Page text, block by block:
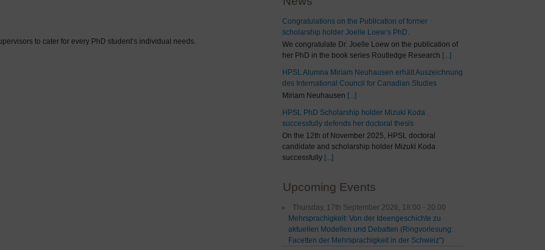
to cater for every PhD student’s individual needs.
Congratulations on the Publication of former
scholarship holder Joelle Loew’s PhD.
We congratulate Dr. Joelle Loew on the publication of
her PhD in the book series Routledge Research [...]
HPSL Alumna Miriam Neuhausen erhält Auszeichnung
des International Council for Canadian Studies
Miriam Neuhausen [...]
HPSL PhD Scholarship holder Mizuki Koda
successfully defends her doctoral thesis
On the 12th of November 2025, HPSL doctoral
candidate and scholarship holder Mizuki Koda
successfully [...]
Upcoming Events
Thursday, 17th September 2026, 18:00 - 20:00
Mehrsprachigkeit: Von der Ideengeschichte zu
aktuellen Modellen und Debatten (Ringvorlesung:
Facetten der Mehrsprachigkeit in der Schweiz")